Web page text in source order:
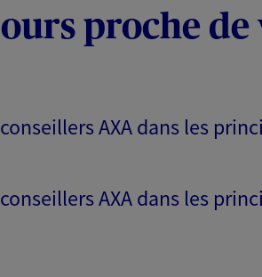
86 NOUS CONTACTER
proche de
AXA dans les
AXA dans les